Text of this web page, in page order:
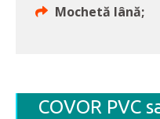
Mochetă lână;
COVOR PVC